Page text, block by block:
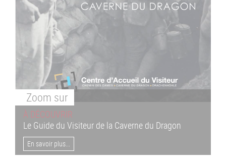
Zoom sur
À DÉCOUVRIR
Le Guide du Visiteur de la Caverne du Dragon
En savoir plus...